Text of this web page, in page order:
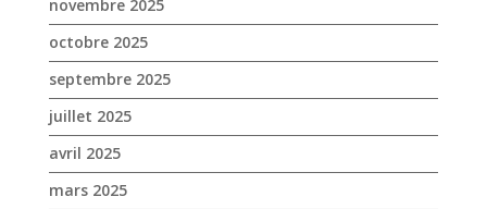
mars 2025
février 2025
janvier 2025
décembre 2024
novembre 2024
octobre 2024